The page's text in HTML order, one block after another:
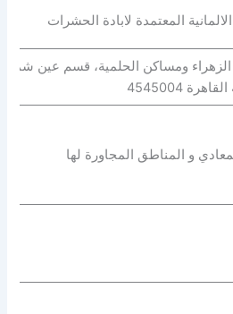
المعتمدة لابادة الحشرات
الزهراء ومساكن الحلمية، قسم عين
4545004
و المناطق المجاورة لها